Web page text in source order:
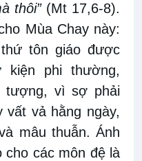
thôi” (Mt 17,6-8).
Mùa Chay này:
tôn giáo được
phi thường,
tượng, vì sợ phải
vả hằng ngày,
mâu thuẫn. Ánh
cho các môn đệ là